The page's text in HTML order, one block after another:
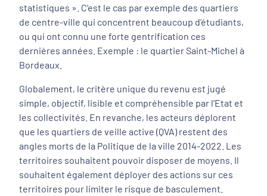
statistiques ». C’est le cas par exemple des quartiers
de centre-ville qui concentrent beaucoup d’étudiants,
ou qui ont connu une forte gentrification ces
dernières années. Exemple : le quartier Saint-Michel à
Bordeaux.
Globalement, le critère unique du revenu est jugé
simple, objectif, lisible et compréhensible par l’Etat et
les collectivités. En revanche, les acteurs déplorent
que les quartiers de veille active (QVA) restent des
angles morts de la Politique de la ville 2014-2022. Les
territoires souhaitent pouvoir disposer de moyens. Il
souhaitent également déployer des actions sur ces
territoires pour limiter le risque de basculement.